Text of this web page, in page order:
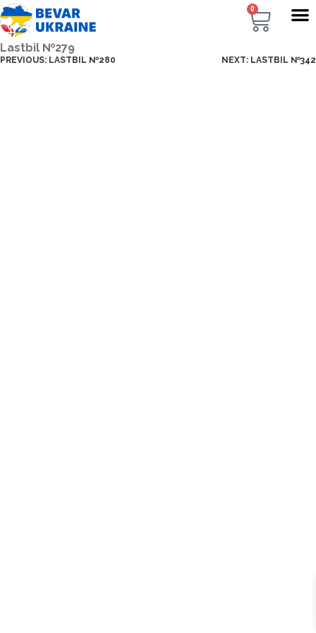
0
Lastbil №279
PREVIOUS: LASTBIL №280 NEXT: LASTBIL №342